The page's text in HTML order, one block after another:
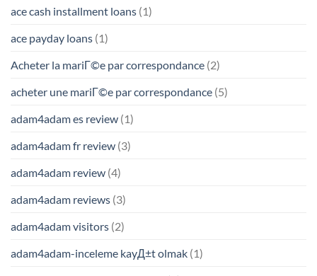
ace cash installment loans (1)
ace payday loans (1)
Acheter la mariГ©e par correspondance (2)
acheter une mariГ©e par correspondance (5)
adam4adam es review (1)
adam4adam fr review (3)
adam4adam review (4)
adam4adam reviews (3)
adam4adam visitors (2)
adam4adam-inceleme kayД±t olmak (1)